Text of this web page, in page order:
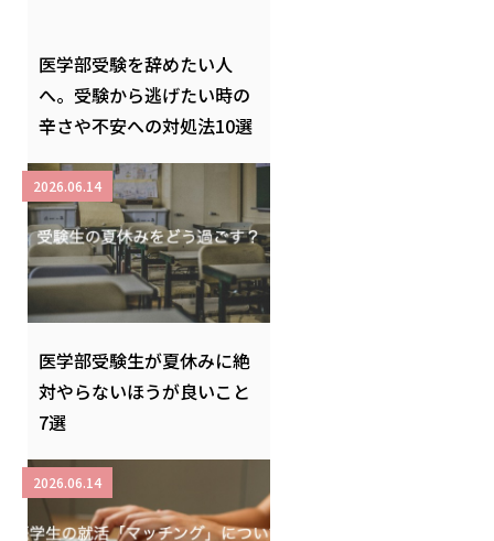
医学部受験を辞めたい人
へ。受験から逃げたい時の
辛さや不安への対処法10選
医学部受験生が夏休みに絶
対やらないほうが良いこと
7選
2026.06.14
2026.06.14